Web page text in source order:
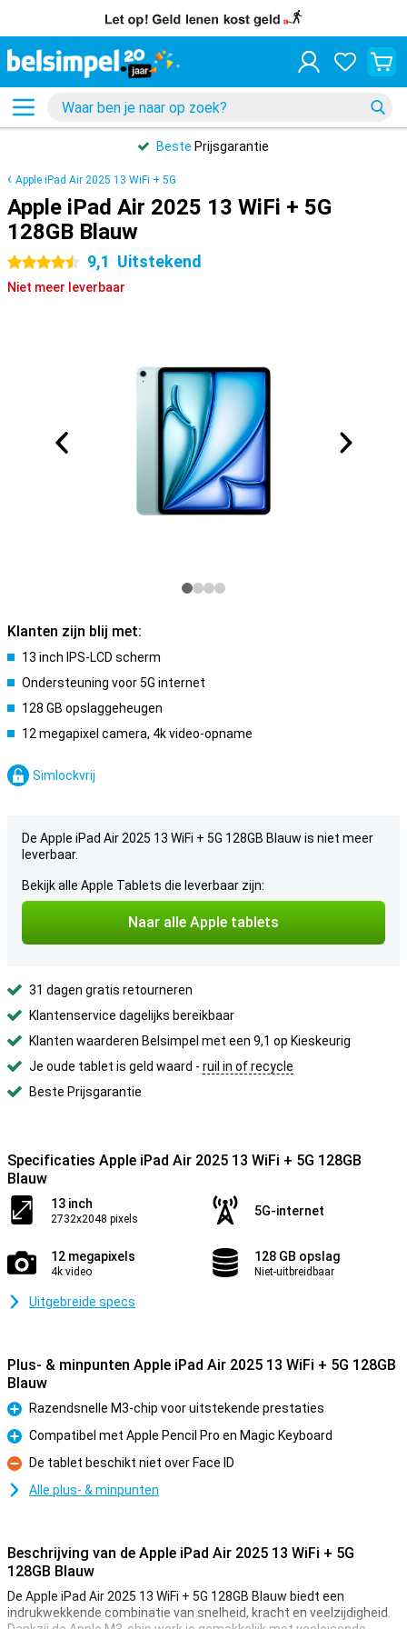
Beste Prijsgarantie
Apple iPad Air 2025 13 WiFi + 5G
Apple iPad Air 2025 13 WiFi + 5G
128GB Blauw
4.5 sterren 9,1 Uitstekend
Niet meer leverbaar
Klanten zijn blij met:
13 inch IPS-LCD scherm
Ondersteuning voor 5G internet
128 GB opslaggeheugen
12 megapixel camera, 4k video-opname
Simlockvrij
De Apple iPad Air 2025 13 WiFi + 5G 128GB Blauw is niet meer
leverbaar.
Bekijk alle Apple Tablets die leverbaar zijn:
Naar alle Apple tablets
31 dagen gratis retourneren
Klantenservice dagelijks bereikbaar
Klanten waarderen Belsimpel met een 9,1 op Kieskeurig
Je oude tablet is geld waard - ruil in of recycle
Beste Prijsgarantie
Specificaties Apple iPad Air 2025 13 WiFi + 5G 128GB
Blauw
13 inch
2732x2048 pixels
5G-internet
12 megapixels
4k video
128 GB opslag
Niet-uitbreidbaar
Uitgebreide specs
Plus- & minpunten Apple iPad Air 2025 13 WiFi + 5G 128GB
Blauw
Pluspunt
Razendsnelle M3-chip voor uitstekende prestaties
Pluspunt
Compatibel met Apple Pencil Pro en Magic Keyboard
Minpunt
De tablet beschikt niet over Face ID
Alle plus- & minpunten
Beschrijving van de Apple iPad Air 2025 13 WiFi + 5G
128GB Blauw
De Apple iPad Air 2025 13 WiFi + 5G 128GB Blauw biedt een
indrukwekkende combinatie van snelheid, kracht en veelzijdigheid.